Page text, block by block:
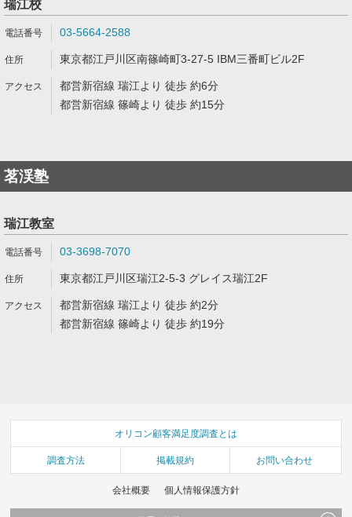
瑞江校
03-5664-2588
東京都江戸川区南篠崎町3-27-5 IBM三番町ビル2F
都営新宿線 瑞江より 徒歩 約6分
都営新宿線 篠崎より 徒歩 約15分
茗渓塾
瑞江教室
03-3698-7070
東京都江戸川区瑞江2-5-3 グレイス瑞江2F
都営新宿線 瑞江より 徒歩 約2分
都営新宿線 篠崎より 徒歩 約19分
オリコン顧客満足度調査とは
調査方法 掲載規約 お問い合わせ
会社概要 個人情報保護方針